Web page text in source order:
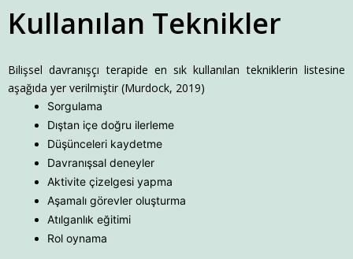
Kullanılan Teknikler
Bilişsel davranışçı terapide en sık kullanılan tekniklerin listesine
aşağıda yer verilmiştir (Murdock, 2019)
Sorgulama
Dıştan içe doğru ilerleme
Düşünceleri kaydetme
Davranışsal deneyler
Aktivite çizelgesi yapma
Aşamalı görevler oluşturma
Atılganlık eğitimi
Rol oynama